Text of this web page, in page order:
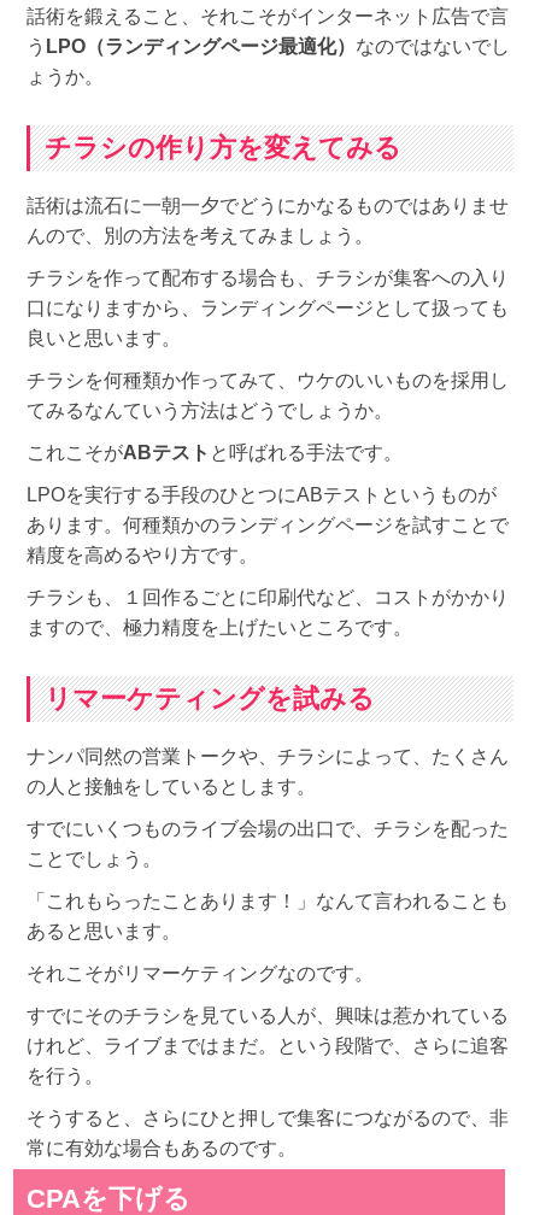
話術を鍛えること、それこそがインターネット広告で言
う LPO（ランディングページ最適化） なのではないでし
ょうか。
チラシの作り方を変えてみる
話術は流石に一朝一夕でどうにかなるものではありませ
んので、別の方法を考えてみましょう。
チラシを作って配布する場合も、チラシが集客への入り
口になりますから、ランディングページとして扱っても
良いと思います。
チラシを何種類か作ってみて、ウケのいいものを採用し
てみるなんていう方法はどうでしょうか。
これこそがABテスト と呼ばれる手法です。
LPOを実行する手段のひとつにABテストというものが
あります。何種類かのランディングページを試すことで
精度を高めるやり方です。
チラシも、１回作るごとに印刷代など、コストがかかり
ますので、極力精度を上げたいところです。
リマーケティングを試みる
ナンパ同然の営業トークや、チラシによって、たくさん
の人と接触をしているとします。
すでにいくつものライブ会場の出口で、チラシを配った
ことでしょう。
「これもらったことあります！」なんて言われることも
あると思います。
それこそがリマーケティングなのです。
すでにそのチラシを見ている人が、興味は惹かれている
けれど、ライブまではまだ。という段階で、さらに追客
を行う。
そうすると、さらにひと押しで集客につながるので、非
常に有効な場合もあるのです。
CPAを下げる